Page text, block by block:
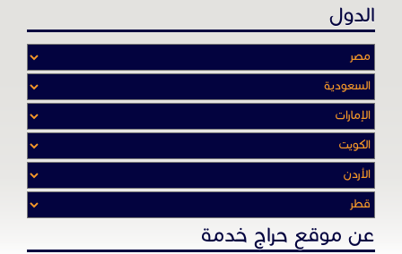
الدول
عن موقع حراج خدمة